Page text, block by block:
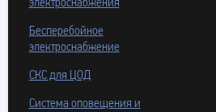
электроснабжения
Бесперебойное
электроснабжение
СКС для ЦОД
Система оповещения и